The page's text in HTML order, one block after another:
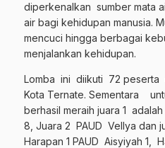
diperkenalkan sumber mata
air bagi kehidupan manusia.
mencuci hingga berbagai
menjalankan kehidupan.
Lomba ini diikuti 72 peserta
Kota Ternate. Sementara
berhasil meraih juara 1
8, Juara 2 PAUD Vellya dan
Harapan 1 PAUD Aisyiyah 1,